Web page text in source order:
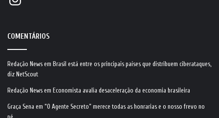
COMENTÁRIOS
Redação News em Brasil está entre os principais países que distribuem ciberataques,
diz NetScout
Redação News em Economista avalia desaceleração da economia brasileira
Graça Sena em “O Agente Secreto” merece todas as honrarias e o nosso frevo no